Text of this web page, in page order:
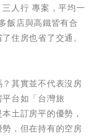
人行 專案，平均一
飯店與高鐵皆有合
住房也省了交通。
其實並不代表沒房
台如「台灣旅
土訂房平的優勢，
，但在持有的空房